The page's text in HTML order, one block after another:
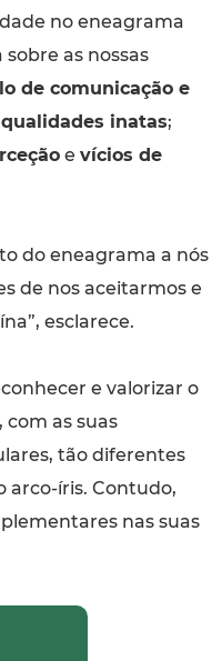
no eneagrama
as nossas
de comunicação e
inatas;
e vícios de
do eneagrama a nós
de nos aceitarmos e
esclarece.
e valorizar o
, com as suas
tão diferentes
arco-íris. Contudo,
nas suas